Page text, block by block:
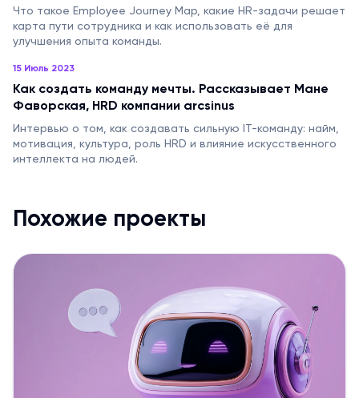
Что такое Employee Journey Map, какие HR-задачи решает
карта пути сотрудника и как использовать её для
улучшения опыта команды.
15 Июль 2023
Как создать команду мечты. Рассказывает Мане
Фаворская, HRD компании arcsinus
Интервью о том, как создавать сильную IT-команду: найм,
мотивация, культура, роль HRD и влияние искусственного
интеллекта на людей.
Похожие проекты